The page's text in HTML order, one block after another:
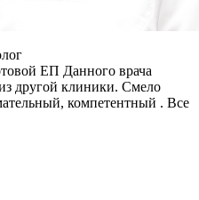
ЕП Данного врача
другой клиники. Смело
компетентный . Все